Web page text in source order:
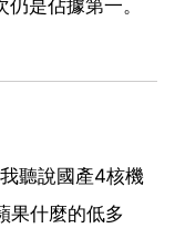
是佔據第一。
聽說國產4核機
果什麼的低多